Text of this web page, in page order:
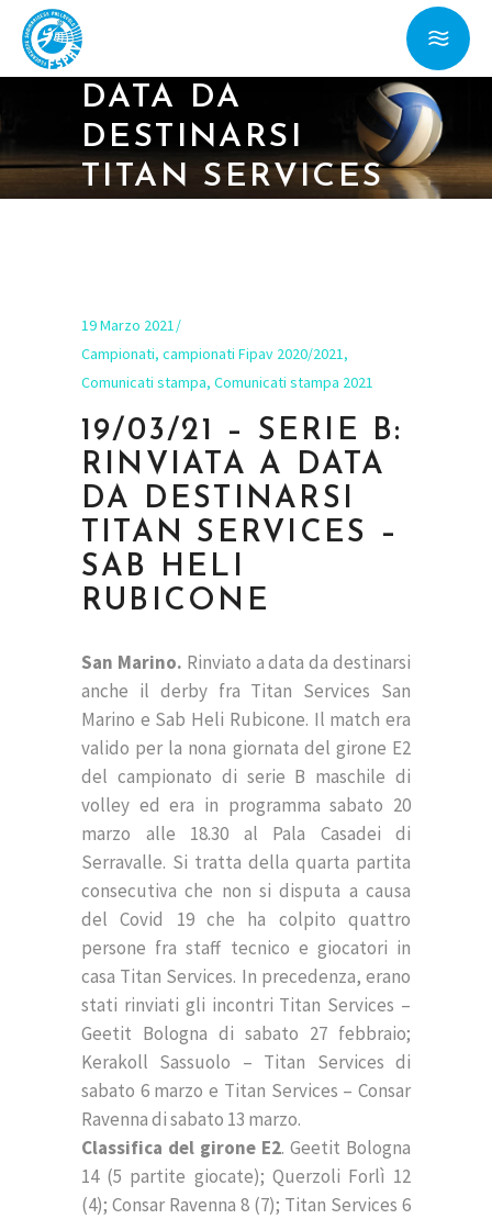
DATA DA
DESTINARSI
TITAN SERVICES
19 Marzo 2021
Campionati, campionati Fipav 2020/2021,
Comunicati stampa, Comunicati stampa 2021
19/03/21 – SERIE B:
RINVIATA A DATA
DA DESTINARSI
TITAN SERVICES –
SAB HELI
RUBICONE
San Marino. Rinviato a data da destinarsi
anche il derby fra Titan Services San
Marino e Sab Heli Rubicone. Il match era
valido per la nona giornata del girone E2
del campionato di serie B maschile di
volley ed era in programma sabato 20
marzo alle 18.30 al Pala Casadei di
Serravalle. Si tratta della quarta partita
consecutiva che non si disputa a causa
del Covid 19 che ha colpito quattro
persone fra staff tecnico e giocatori in
casa Titan Services. In precedenza, erano
stati rinviati gli incontri Titan Services –
Geetit Bologna di sabato 27 febbraio;
Kerakoll Sassuolo – Titan Services di
sabato 6 marzo e Titan Services – Consar
Ravenna di sabato 13 marzo.
Classifica del girone E2. Geetit Bologna
14 (5 partite giocate); Querzoli Forlì 12
(4); Consar Ravenna 8 (7); Titan Services 6